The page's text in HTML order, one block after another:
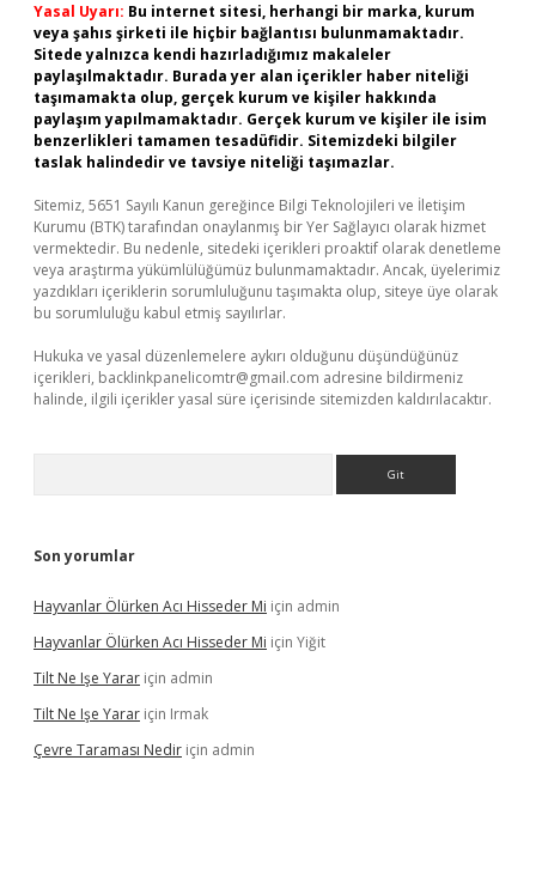
Yasal Uyarı: Bu internet sitesi, herhangi bir marka, kurum
veya şahıs şirketi ile hiçbir bağlantısı bulunmamaktadır.
Sitede yalnızca kendi hazırladığımız makaleler
paylaşılmaktadır. Burada yer alan içerikler haber niteliği
taşımamakta olup, gerçek kurum ve kişiler hakkında
paylaşım yapılmamaktadır. Gerçek kurum ve kişiler ile isim
benzerlikleri tamamen tesadüfidir. Sitemizdeki bilgiler
taslak halindedir ve tavsiye niteliği taşımazlar.
Sitemiz, 5651 Sayılı Kanun gereğince Bilgi Teknolojileri ve İletişim
Kurumu (BTK) tarafından onaylanmış bir Yer Sağlayıcı olarak hizmet
vermektedir. Bu nedenle, sitedeki içerikleri proaktif olarak denetleme
veya araştırma yükümlülüğümüz bulunmamaktadır. Ancak, üyelerimiz
yazdıkları içeriklerin sorumluluğunu taşımakta olup, siteye üye olarak
bu sorumluluğu kabul etmiş sayılırlar.
Hukuka ve yasal düzenlemelere aykırı olduğunu düşündüğünüz
içerikleri, backlinkpanelicomtr@gmail.com adresine bildirmeniz
halinde, ilgili içerikler yasal süre içerisinde sitemizden kaldırılacaktır.
Son yorumlar
Hayvanlar Ölürken Acı Hisseder Mi için admin
Hayvanlar Ölürken Acı Hisseder Mi için Yiğit
Tilt Ne Işe Yarar için admin
Tilt Ne Işe Yarar için Irmak
Çevre Taraması Nedir için admin